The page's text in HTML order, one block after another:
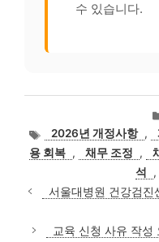
수 있습니다.
태
그
2026년 개정사항 ,
용 회복 , 채무 조정 ,
석
,
서울대병원 건강검진
교육 신청 사유 작성